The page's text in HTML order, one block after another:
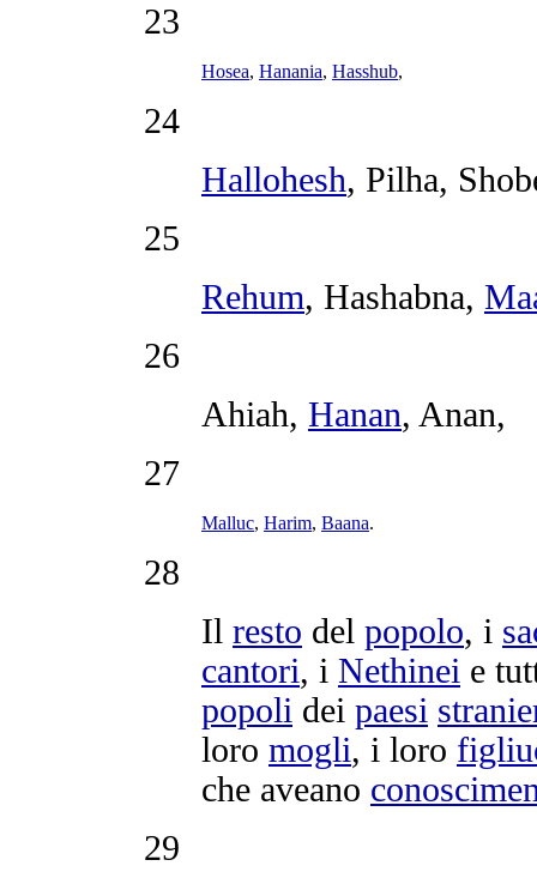
23
Hosea, Hanania, Hasshub,
24
Hallohesh, Pilha,
25
Rehum, Hashabna,
26
Ahiah, Hanan, Anan,
27
Malluc, Harim, Baana.
28
Il resto del popolo, i
cantori, i Nethinei e
popoli dei paesi
loro mogli, i loro
che aveano
29